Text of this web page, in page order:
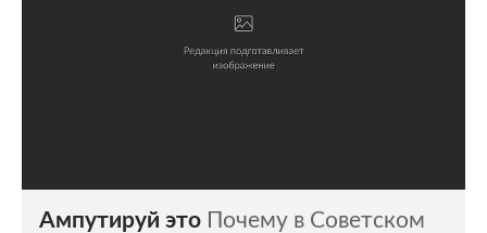
Ампутируй это Почему в Советском